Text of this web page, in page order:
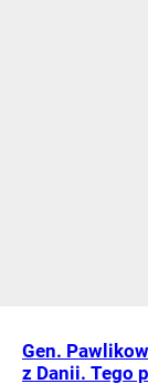
Gen.
z Danii. Tego